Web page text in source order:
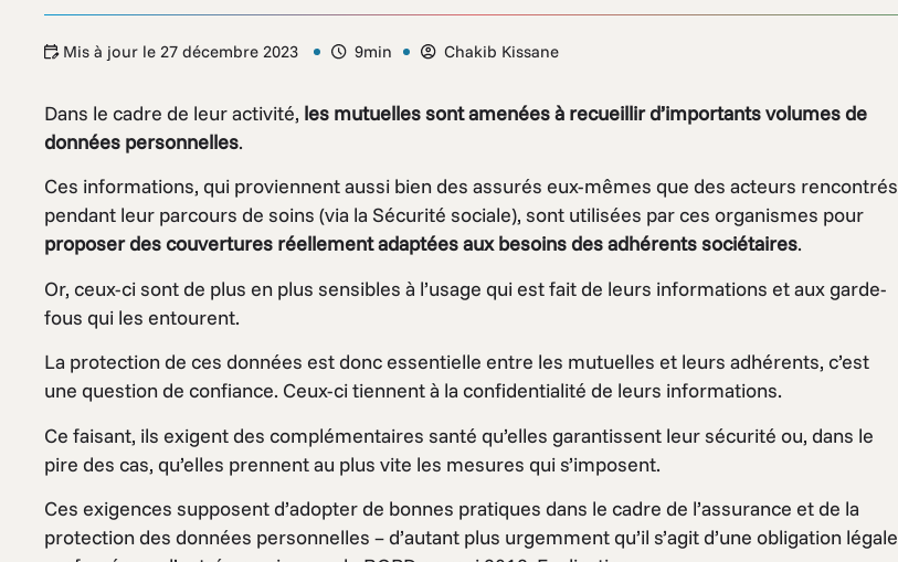
Mis à jour le 27 décembre 2023 9min Chakib Kissane
Dans le cadre de leur activité, les mutuelles sont amenées à recueillir d’importants volumes de
données personnelles.
Ces informations, qui proviennent aussi bien des assurés eux-mêmes que des acteurs rencontrés
pendant leur parcours de soins (via la Sécurité sociale), sont utilisées par ces organismes pour
proposer des couvertures réellement adaptées aux besoins des adhérents sociétaires.
Or, ceux-ci sont de plus en plus sensibles à l’usage qui est fait de leurs informations et aux garde-
fous qui les entourent.
La protection de ces données est donc essentielle entre les mutuelles et leurs adhérents, c’est
une question de confiance. Ceux-ci tiennent à la confidentialité de leurs informations.
Ce faisant, ils exigent des complémentaires santé qu’elles garantissent leur sécurité ou, dans le
pire des cas, qu’elles prennent au plus vite les mesures qui s’imposent.
Ces exigences supposent d’adopter de bonnes pratiques dans le cadre de l’assurance et de la
protection des données personnelles – d’autant plus urgemment qu’il s’agit d’une obligation légale